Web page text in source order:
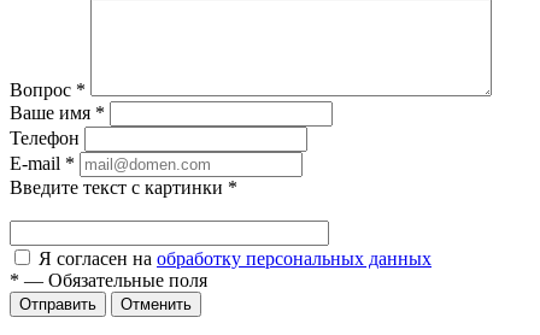
Вопрос *
Ваше имя *
Телефон
E-mail *
Введите текст с картинки *
Я согласен на обработку персональных данных
* — Обязательные поля
Отправить Отменить